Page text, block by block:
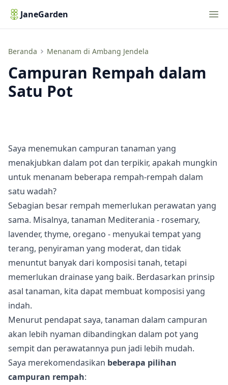
JaneGarden
Beranda Menanam di Ambang Jendela
Campuran Rempah dalam Satu Pot
Campuran Rempah dalam
Satu Pot
Saya menemukan campuran tanaman yang
menakjubkan dalam pot dan terpikir, apakah mungkin
untuk menanam beberapa rempah-rempah dalam
satu wadah?
Sebagian besar rempah memerlukan perawatan yang
sama. Misalnya, tanaman Mediterania - rosemary,
lavender, thyme, oregano - menyukai tempat yang
terang, penyiraman yang moderat, dan tidak
menuntut banyak dari komposisi tanah, tetapi
memerlukan drainase yang baik. Berdasarkan prinsip
asal tanaman, kita dapat membuat komposisi yang
indah.
Menurut pendapat saya, tanaman dalam campuran
akan lebih nyaman dibandingkan dalam pot yang
sempit dan perawatannya pun jadi lebih mudah.
Saya merekomendasikan beberapa pilihan
campuran rempah: